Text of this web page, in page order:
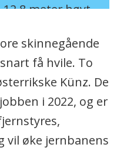
meter høyt.
containere i
last.
Künz.
skinnegående
få hvile. To
Künz. De
i 2022, og er
vil øke jernbanens